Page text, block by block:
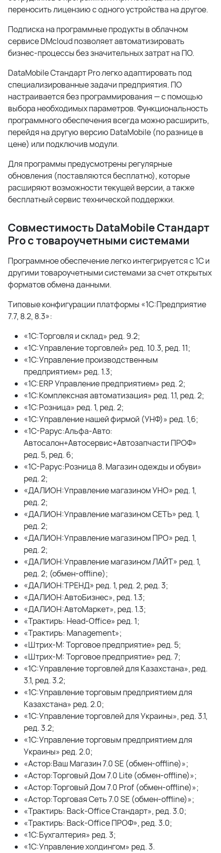
переносить лицензию с одного устройства на другое.
Подписка на программные продукты в облачном
сервисе DMcloud позволяет автоматизировать
бизнес-процессы без значительных затрат на ПО.
DataMobile Стандарт Pro легко адаптировать под
специализированные задачи предприятия. ПО
настраивается без программирования — с помощью
выбора необходимых параметров. Функциональность
программного обеспечения всегда можно расширить,
перейдя на другую версию DataMobile (по разнице в
цене) или подключив модули.
Для программы предусмотрены регулярные
обновления (поставляются бесплатно), которые
расширяют возможности текущей версии, а также
бесплатный сервис технической поддержки.
Совместимость DataMobile Стандарт
Pro с товароучетными системами
Программное обеспечение легко интегрируется с 1С и
другими товароучетными системами за счет открытых
форматов обмена данными.
Типовые конфигурации платформы «1С:Предприятие
7.7, 8.2, 8.3»:
«1С:Торговля и склад» ред. 9.2;
«1С:Управление торговлей» ред. 10.3, ред. 11;
«1С:Управление производственным
предприятием» ред. 1.3;
«1С:ERP Управление предприятием» ред. 2;
«1С:Комплексная автоматизация» ред. 1.1, ред. 2;
«1С:Розница» ред. 1, ред. 2;
«1С:Управление нашей фирмой (УНФ)» ред. 1,6;
«1С-Рарус:Альфа-Авто:
Автосалон+Автосервис+Автозапчасти ПРОФ»
ред. 5, ред. 6;
«1С-Рарус:Розница 8. Магазин одежды и обуви»
ред. 2;
«ДАЛИОН:Управление магазином УНО» ред. 1,
ред. 2;
«ДАЛИОН:Управление магазином СЕТЬ» ред. 1,
ред. 2;
«ДАЛИОН:Управление магазином ПРО» ред. 1,
ред. 2;
«ДАЛИОН:Управление магазином ЛАЙТ» ред. 1,
ред. 2; (обмен-offline);
«ДАЛИОН:ТРЕНД» ред. 1, ред. 2, ред. 3;
«ДАЛИОН:АвтоБизнес», ред. 1.3;
«ДАЛИОН:АвтоМаркет», ред. 1.3;
«Трактиръ: Head-Office» ред. 1;
«Трактиръ: Management»;
«Штрих-М: Торговое предприятие» ред. 5;
«Штрих-М: Торговое предприятие» ред. 7;
«1С:Управление торговлей для Казахстана», ред.
3.1, ред. 3.2;
«1С:Управление торговым предприятием для
Казахстана» ред. 2.0;
«1С:Управление торговлей для Украины», ред. 3.1,
ред. 3.2;
«1С:Управление торговым предприятием для
Украины» ред. 2.0;
«Астор:Ваш Магазин 7.0 SE (обмен-offline)»;
«Астор:Торговый Дом 7.0 Lite (обмен-offline)»;
«Астор:Торговый Дом 7.0 Prof (обмен-offline)»;
«Астор:Торговая Сеть 7.0 SE (обмен-offline)»;
«Трактиръ: Back-Office Стандарт», ред. 3.0;
«Трактиръ: Back-Office ПРОФ», ред. 3.0;
«1С:Бухгалтерия» ред. 3;
«1С:Управление холдингом» ред. 3.